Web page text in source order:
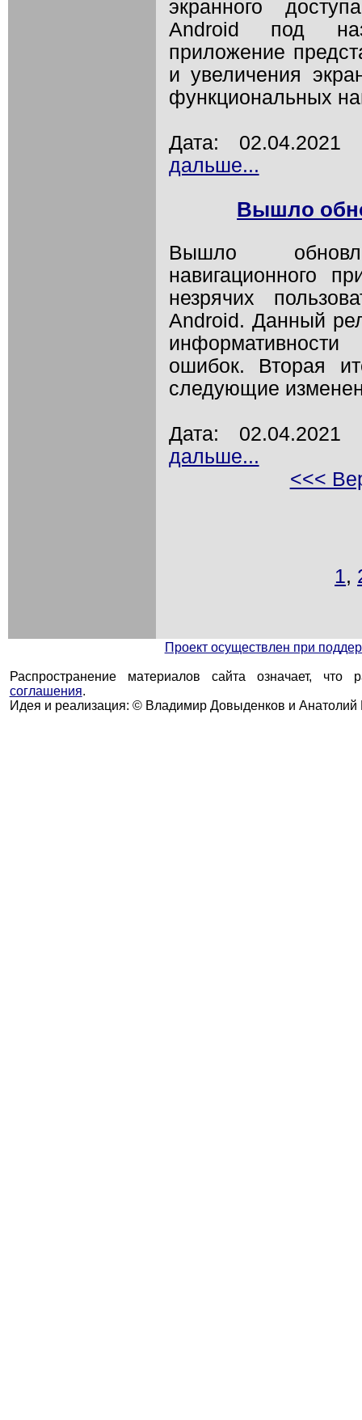
экранного
Android под
приложение
и увеличения
функциональных
Дата:
дальше...
Вышло
Вышло
навигационного
незрячих
Android. Данный
ошибок. Вторая
следующие
Дата:
дальше...
<<<
1,
Проект осуществлен при
Распространение материалов сайта означает, что
соглашения.
Идея и реализация: © Владимир Довыденков и